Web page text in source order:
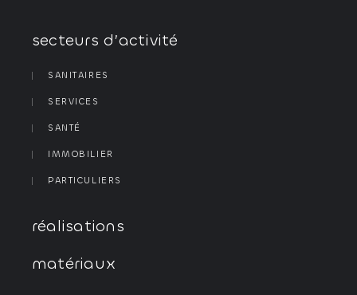
secteurs d’activité
SANITAIRES
SERVICES
SANTÉ
IMMOBILIER
PARTICULIERS
réalisations
matériaux